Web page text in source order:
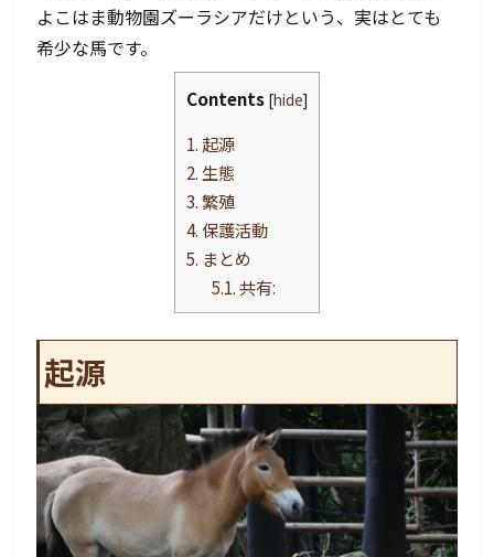
よこはま動物園ズーラシアだけという、実はとても
希少な馬です。
Contents [hide]
1.起源
2. 生態
3.繁殖
4.保護活動
5. まとめ
5.1.共有:
起源